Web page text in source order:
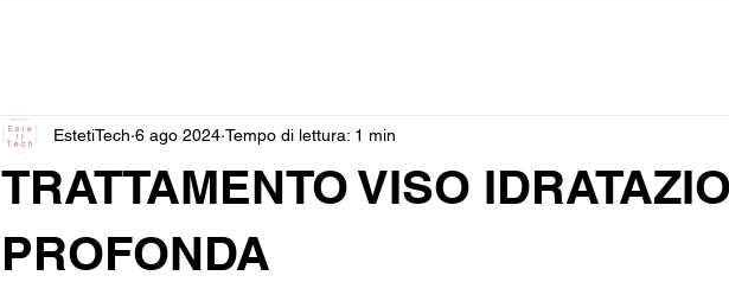
TRATTAMENTO VISO
PROFONDA
EstetiTech 6 ago 2024 Tempo di lettura: 1 min